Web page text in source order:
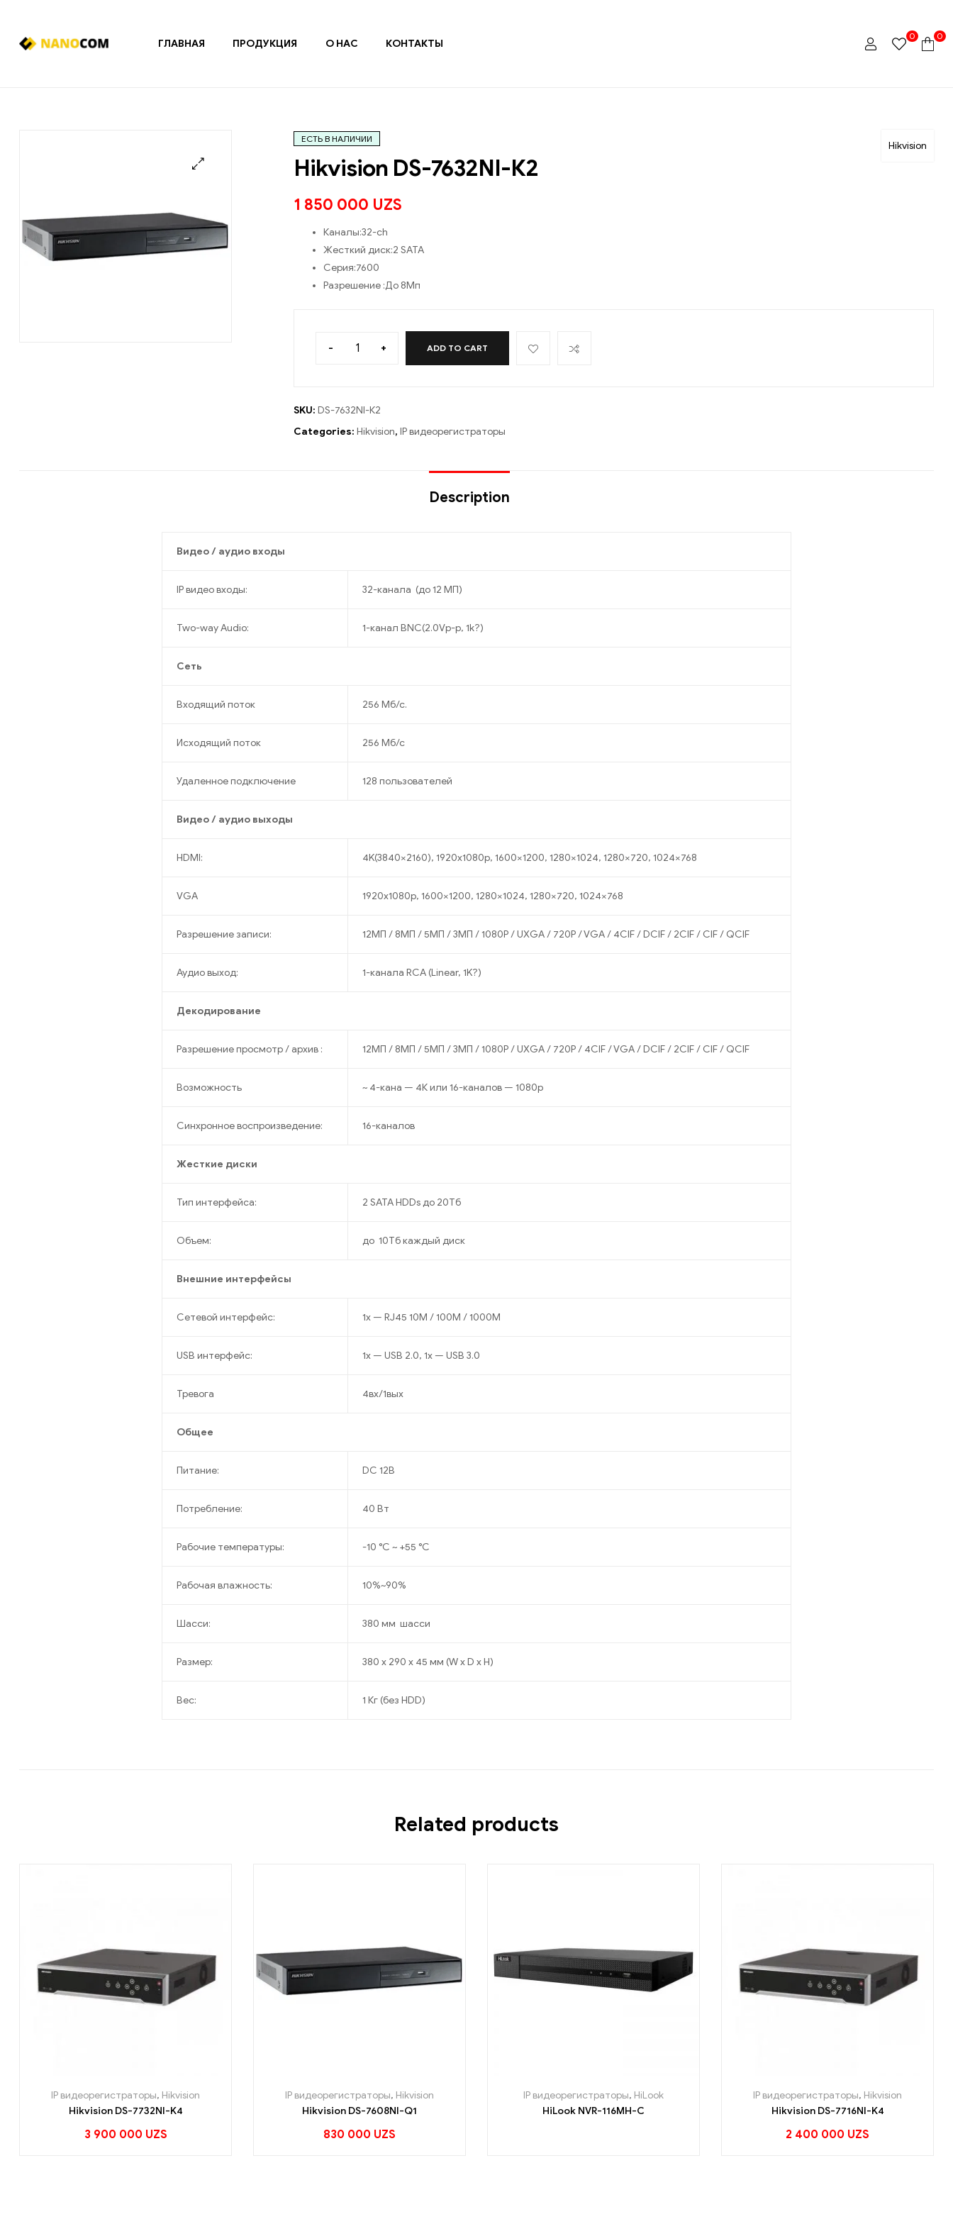
ГЛАВНАЯ ПРОДУКЦИЯ О НАС КОНТАКТЫ
0 0
Hikvision
ЕСТЬ В НАЛИЧИИ
Hikvision DS-7632NI-К2
1 850 000 UZS
Каналы:32-ch
Жесткий диск:2 SATA
Серия:7600
Разрешение :До 8Мп
- + ADD TO CART
SKU: DS-7632NI-К2
Categories: Hikvision, IP видеорегистраторы
Description
Видео / аудио входы
IP видео входы: 32-канала (до 12 МП)
Two-way Audio: 1-канал BNC(2.0Vp-p, 1k?)
Сеть
Входящий поток 256 Мб/с.
Исходящий поток 256 Мб/с
Удаленное подключение 128 пользователей
Видео / аудио выходы
HDMI: 4K(3840×2160), 1920x1080p, 1600×1200, 1280×1024, 1280×720, 1024×768
VGA 1920x1080p, 1600×1200, 1280×1024, 1280×720, 1024×768
Разрешение записи: 12МП / 8МП / 5МП / 3МП / 1080P / UXGA / 720P / VGA / 4CIF / DCIF / 2CIF / CIF / QCIF
Аудио выход: 1-канала RCA (Linear, 1K?)
Декодирование
Разрешение просмотр / архив : 12МП / 8МП / 5МП / 3МП / 1080P / UXGA / 720P / 4CIF / VGA / DCIF / 2CIF / CIF / QCIF
Возможность ~ 4-кана — 4К или 16-каналов — 1080p
Синхронное воспроизведение: 16-каналов
Жесткие диски
Тип интерфейса: 2 SATA HDDs до 20Тб
Объем: до 10Tб каждый диск
Внешние интерфейсы
Сетевой интерфейс: 1х — RJ45 10M / 100M / 1000M
USB интерфейс: 1х — USB 2.0, 1x — USB 3.0
Тревога 4вх/1вых
Общее
Питание: DC 12В
Потребление: 40 Вт
Рабочие температуры: -10 °C ~ +55 °C
Рабочая влажность: 10%~90%
Шасси: 380 мм шасси
Размер: 380 х 290 х 45 мм (W x D x H)
Вес: 1 Кг (без HDD)
Related products
IP видеорегистраторы, Hikvision
Hikvision DS-7732NI-K4
3 900 000 UZS
IP видеорегистраторы, Hikvision
Hikvision DS-7608NI-Q1
830 000 UZS
IP видеорегистраторы, HiLook
HiLook NVR-116MH-C
IP видеорегистраторы, Hikvision
Hikvision DS-7716NI-K4
2 400 000 UZS